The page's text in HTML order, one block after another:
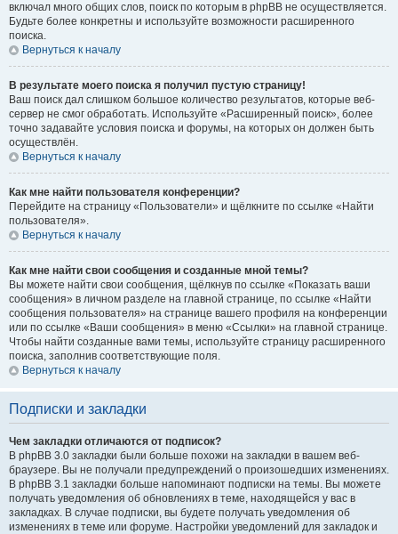
включал много общих слов, поиск по которым в phpBB не осуществляется.
Будьте более конкретны и используйте возможности расширенного
поиска.
Вернуться к началу
В результате моего поиска я получил пустую страницу!
Ваш поиск дал слишком большое количество результатов, которые веб-
сервер не смог обработать. Используйте «Расширенный поиск», более
точно задавайте условия поиска и форумы, на которых он должен быть
осуществлён.
Вернуться к началу
Как мне найти пользователя конференции?
Перейдите на страницу «Пользователи» и щёлкните по ссылке «Найти
пользователя».
Вернуться к началу
Как мне найти свои сообщения и созданные мной темы?
Вы можете найти свои сообщения, щёлкнув по ссылке «Показать ваши
сообщения» в личном разделе на главной странице, по ссылке «Найти
сообщения пользователя» на странице вашего профиля на конференции
или по ссылке «Ваши сообщения» в меню «Ссылки» на главной странице.
Чтобы найти созданные вами темы, используйте страницу расширенного
поиска, заполнив соответствующие поля.
Вернуться к началу
Подписки и закладки
Чем закладки отличаются от подписок?
В phpBB 3.0 закладки были больше похожи на закладки в вашем веб-
браузере. Вы не получали предупреждений о произошедших изменениях.
В phpBB 3.1 закладки больше напоминают подписки на темы. Вы можете
получать уведомления об обновлениях в теме, находящейся у вас в
закладках. В случае подписки, вы будете получать уведомления об
изменениях в теме или форуме. Настройки уведомлений для закладок и